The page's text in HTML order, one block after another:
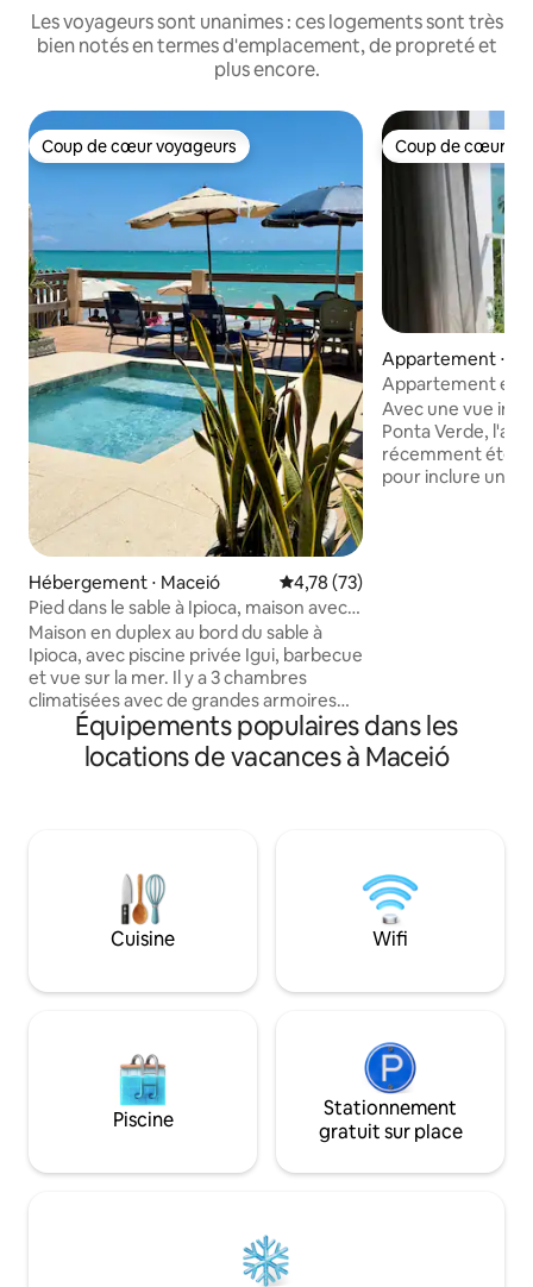
Les voyageurs sont unanimes : ces logements sont très
bien notés en termes d'emplacement, de propreté et
plus encore.
Coup de cœur voyageurs
Coup de cœur voyageurs
Hébergement ⋅ Maceió Évaluation moyenne sur la
4,78 (73)
Pied dans le sable à Ipioca, maison avec
piscine privée
Maison en duplex au bord du sable à
Ipioca, avec piscine privée Igui, barbecue
et vue sur la mer. Il y a 3 chambres
climatisées avec de grandes armoires
(1 suite), 3 salles de bains, un salon, un
balcon et un espace bureau à domicile.
Décoration plébiscitée avec des pièces
TV, Wi-Fi rapide et garage couvert pour
1 voiture. Plage paradisiaque et paisible,
avec des piscines naturelles accessibles
à pied ou en bateau. Venez !
Coup de cœur
Coup de cœur
Appartement ⋅
Appartement en
Verde.
Avec une vue
Ponta Verde,
récemment été
pour inclure un lit
dos melhores
Maceió.
Équipements populaires dans les
locations de vacances à Maceió
Cuisine Wifi
Piscine
Stationnement
gratuit sur place